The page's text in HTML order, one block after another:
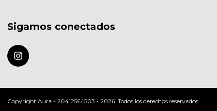
Sigamos conectados
Copyright Aura - 20412564503 - 2026. Todos los derechos reservados.